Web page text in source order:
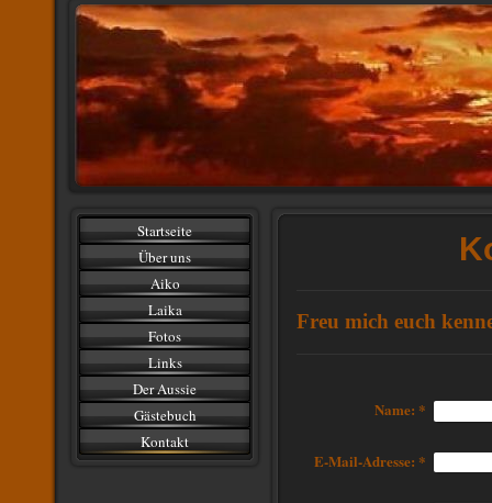
Startseite
Über uns
Aiko
Laika
Fotos
Links
Der Aussie
Gästebuch
Kontakt
Freu mich euch
Name: *
E-Mail-Adresse: *